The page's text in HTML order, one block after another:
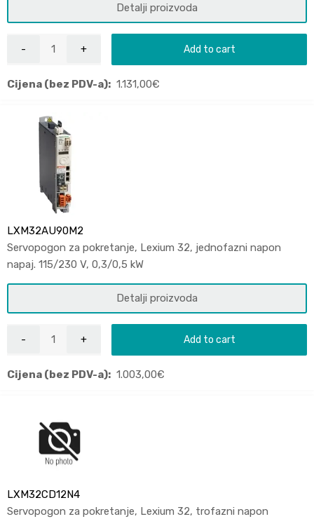
Detalji proizvoda
Add to cart
Cijena (bez PDV-a): 1.131,00€
LXM32AU90M2
Servopogon za pokretanje, Lexium 32, jednofazni napon
napaj. 115/230 V, 0,3/0,5 kW
Detalji proizvoda
Add to cart
Cijena (bez PDV-a): 1.003,00€
LXM32CD12N4
Servopogon za pokretanje, Lexium 32, trofazni napon